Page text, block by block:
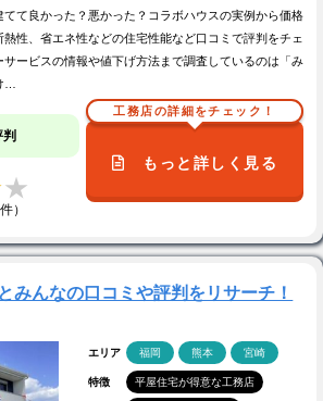
てて良かった？悪かった？コラボハウスの実例から価格
性、省エネ性などの住宅性能など口コミで評判をチェ
サービスの情報や値下げ方法まで調査しているのは「み
…
件）
工務店の詳細をチェック！
もっと詳しく見る
みんなの口コミや評判をリサーチ！
エリア 福岡 熊本 宮崎
特徴 平屋住宅が得意な工務店